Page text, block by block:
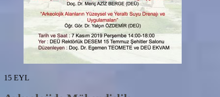
15 EYL